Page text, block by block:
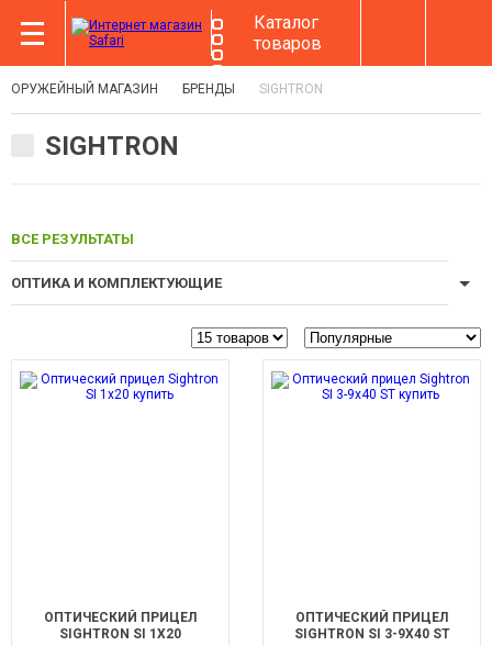
Каталог
товаров
ОРУЖЕЙНЫЙ МАГАЗИН БРЕНДЫ SIGHTRON
SIGHTRON
ВСЕ РЕЗУЛЬТАТЫ
ОПТИКА И КОМПЛЕКТУЮЩИЕ
ОПТИЧЕСКИЙ ПРИЦЕЛ
SIGHTRON SI 1X20
ОПТИЧЕСКИЙ ПРИЦЕЛ
SIGHTRON SI 3-9X40 ST